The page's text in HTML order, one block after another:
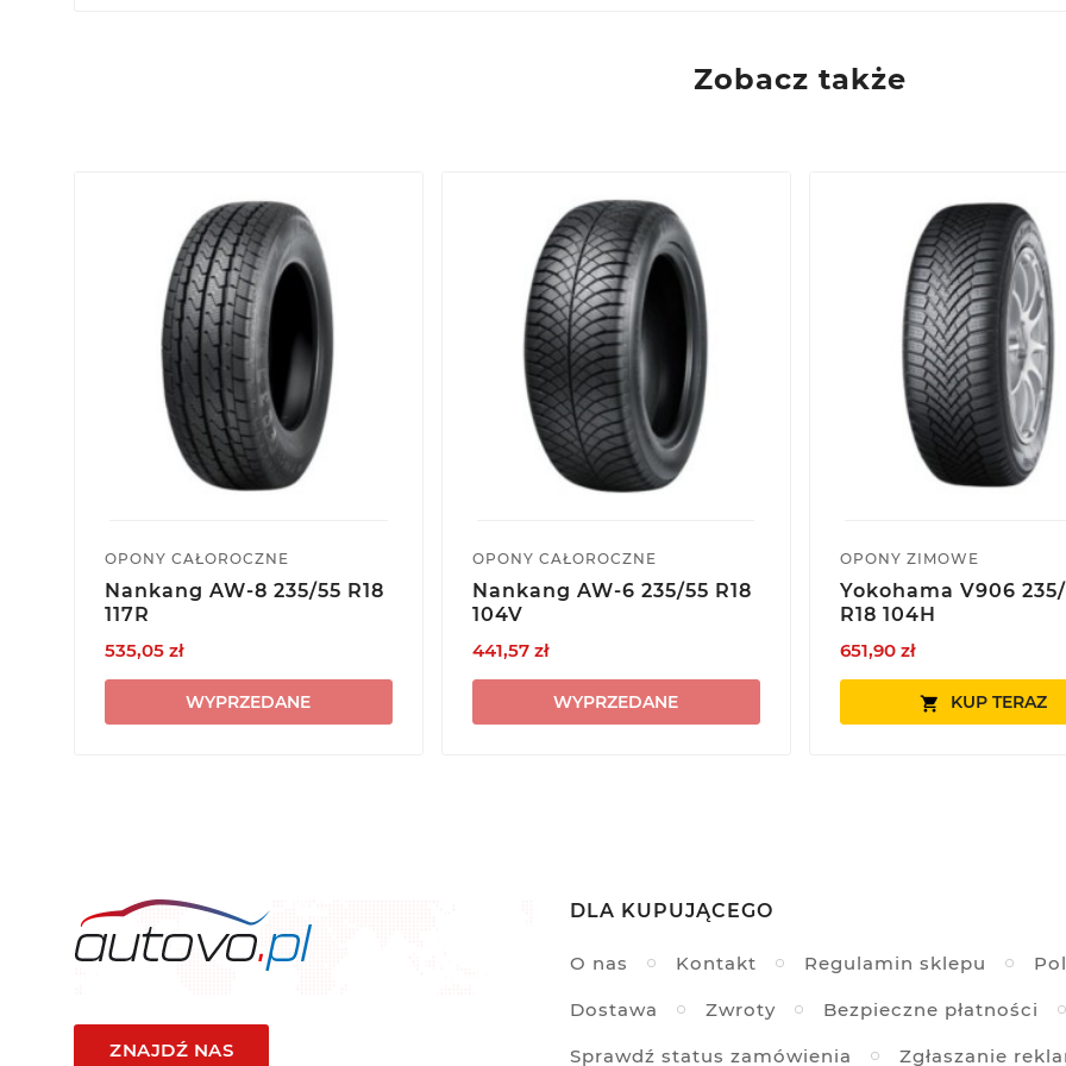
Zobacz także
OPONY CAŁOROCZNE
Nankang AW-8 235/55 R18
117R
535,05 zł
WYPRZEDANE
OPONY CAŁOROCZNE
Nankang AW-6 235/55 R18
104V
441,57 zł
WYPRZEDANE
OPONY ZIMOWE
Yokohama V906
R18 104H
651,90 zł
 KUP TERAZ
ZNAJDŹ NAS
DLA KUPUJĄCEGO
O nas Kontakt Regulamin sklepu
Dostawa Zwroty Bezpieczne płatności
Sprawdź status zamówienia Zgłaszanie